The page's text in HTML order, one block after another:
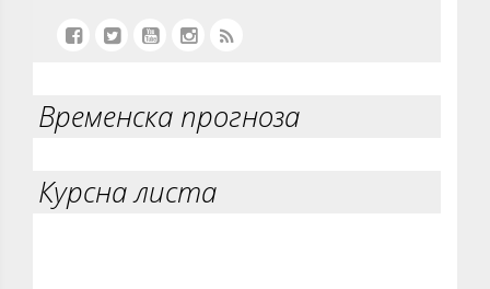
Временска прогноза
Курсна листа